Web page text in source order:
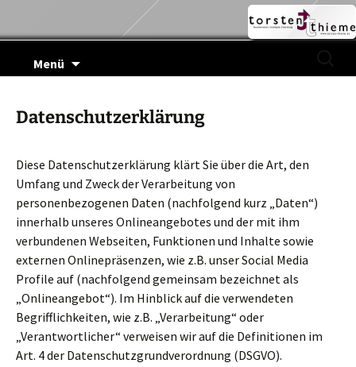
Menü
Inhalt
Datenschutzerklärung
Diese Datenschutzerklärung klärt Sie über die Art, den
Umfang und Zweck der Verarbeitung von
personenbezogenen Daten (nachfolgend kurz „Daten“)
innerhalb unseres Onlineangebotes und der mit ihm
verbundenen Webseiten, Funktionen und Inhalte sowie
externen Onlinepräsenzen, wie z.B. unser Social Media
Profile auf (nachfolgend gemeinsam bezeichnet als
„Onlineangebot“). Im Hinblick auf die verwendeten
Begrifflichkeiten, wie z.B. „Verarbeitung“ oder
„Verantwortlicher“ verweisen wir auf die Definitionen im
Art. 4 der Datenschutzgrundverordnung (DSGVO).